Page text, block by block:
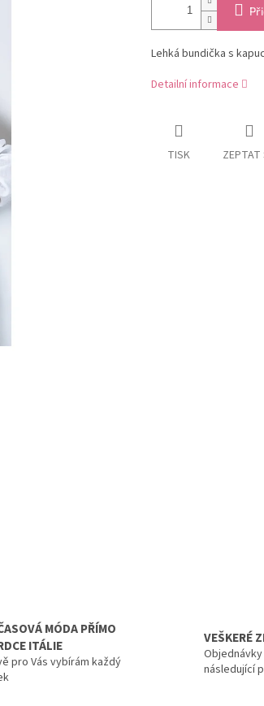
Lehká bundička s
Detailní informace
TISK ZEPTAT
MÓDA PŘÍMO
ITÁLIE
pro Vás vybírám každý
VEŠKERÉ
následující